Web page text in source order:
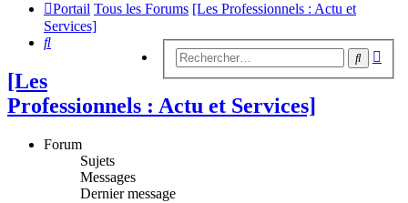
Portail Tous les Forums [Les Professionnels : Actu et
Services]
Rechercher
[Les
Professionnels : Actu et Services]
Forum
Sujets
Messages
Dernier message